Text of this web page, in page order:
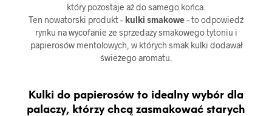
który pozostaje aż do samego końca.
Ten nowatorski produkt – kulki smakowe– to odpowiedź
rynku na wycofanie ze sprzedaży smakowego tytoniu i
papierosów mentolowych, w których smak kulki dodawał
świeżego aromatu.
Kulki do papierosów to idealny wybór dla
palaczy, którzy chcą zasmakować starych